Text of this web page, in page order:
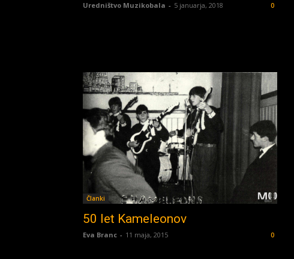
Uredništvo Muzikobala - 5 januarja, 2018 0
Članki
50 let Kameleonov
Eva Branc - 11 maja, 2015 0